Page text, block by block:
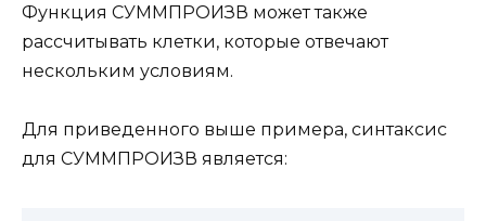
Функция СУММПРОИЗВ может также
рассчитывать клетки, которые отвечают
нескольким условиям.
Для приведенного выше примера, синтаксис
для СУММПРОИЗВ является: